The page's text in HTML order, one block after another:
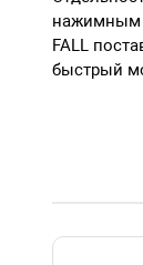
нажимным
FALL
быстрый